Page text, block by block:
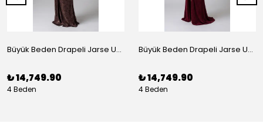
Büyük Beden Drapeli Jarse Uzun Abiye Elbise Bakır
₺ 14,749.90
4 Beden
Büyük Beden Drapeli Jarse Uzun Abiye Elbise Bordo
₺ 14,749.90
4 Beden